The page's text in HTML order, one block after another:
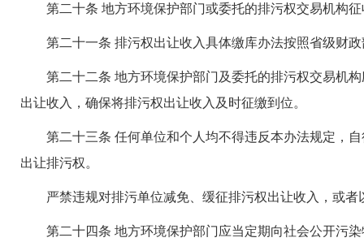
第二十条 地方环境保护部门或委托的排污权交易机构征
第二十一条 排污权出让收入具体缴库办法按照省级财政
第二十二条 地方环境保护部门及委托的排污权交易机构
出让收入，确保将排污权出让收入及时征缴到位。
第二十三条 任何单位和个人均不得违反本办法规定，自
出让排污权。
严禁违规对排污单位减免、缓征排污权出让收入，或者
第二十四条 地方环境保护部门应当定期向社会公开污染